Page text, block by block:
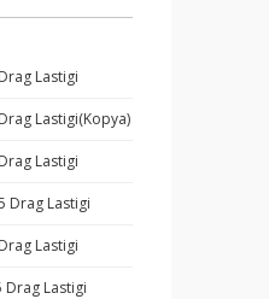
Lastigi
Lastigi(Kopya)
Lastigi
Drag Lastigi
Lastigi
Drag Lastigi